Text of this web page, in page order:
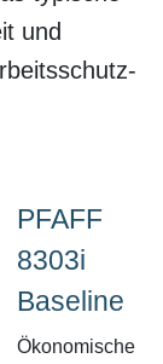
und
PFAFF
8303i
Baseline
Ökonomische